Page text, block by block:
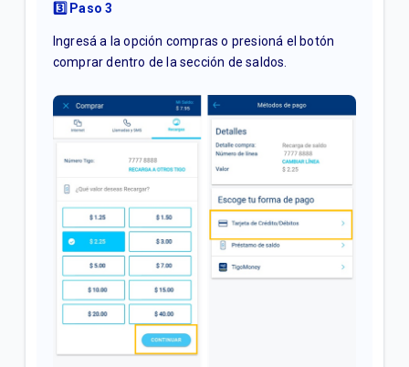
3️⃣ Paso 3
Ingresá a la opción compras o presioná el botón
comprar dentro de la sección de saldos.